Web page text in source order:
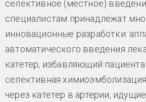
селективное (местное)
специалистам принадлежат
инновационные разработки:
автоматического введения
катетер, избавляющий
селективная
через катетер в артерии,